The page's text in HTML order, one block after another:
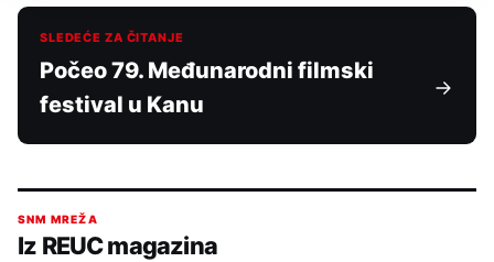
SLEDEĆE ZA ČITANJE
Počeo 79. Međunarodni filmski
festival u Kanu
SNM MREŽA
Iz REUC magazina